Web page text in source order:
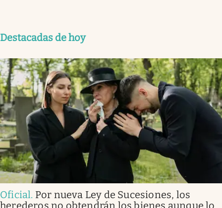
Destacadas de hoy
Oficial. Por nueva Ley de Sucesiones, los
herederos no obtendrán los bienes aunque lo